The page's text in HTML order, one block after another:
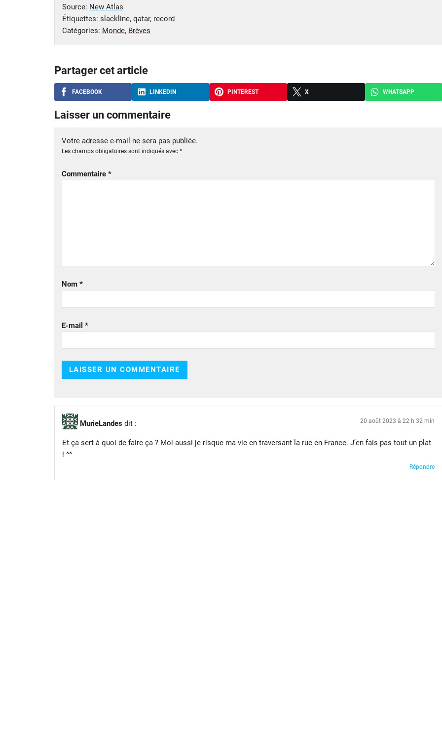
Source: New Atlas
Étiquettes: slackline, qatar, record
Catégories: Monde, Brèves
Partager cet article
FACEBOOK LINKEDIN PINTEREST X WHATSAPP
Laisser un commentaire
Votre adresse e-mail ne sera pas publiée.
Les champs obligatoires sont indiqués avec *
Commentaire *
Nom *
E-mail *
MurieLandes dit : 20 août 2023 à 22 h 32 min
Et ça sert à quoi de faire ça ? Moi aussi je risque ma vie en traversant la rue en France. J’en fais pas tout un plat
! ^^
Répondre